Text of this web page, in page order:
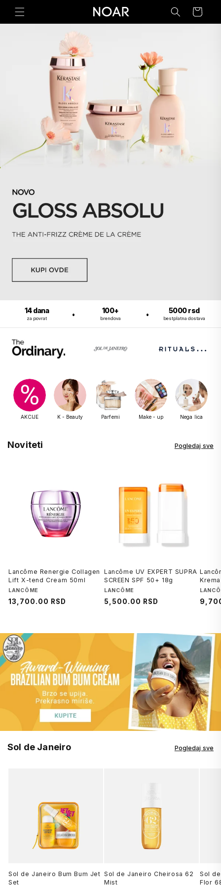
na
Korpa
14 dana
za povrat
100+
brendova
5000 rsd
bestplatna dostava
AKCIJE K - Beauty Parfemi Make - up Nega lica
Noviteti Pogledaj sve
Lancôme Renergie Collagen
Lift X-tend Cream 50ml
Brend
LANCÔME
Regularna
13,700.00 RSD
Lancôme UV EXPERT SUPRA
SCREEN SPF 50+ 18g
Brend
LANCÔME
Regularna
5,500.00 RSD
20ml
Brend
Sol de Janeiro Pogledaj sve
Sol de Janeiro Bum Bum Jet
Set
Sol de Janeiro Cheirosa 62
Mist
Sol
Flor